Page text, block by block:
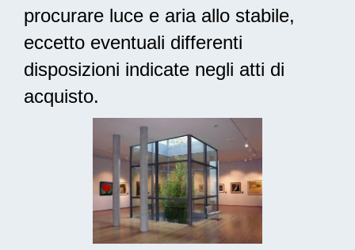
procurare luce e aria allo stabile,
eccetto eventuali differenti
disposizioni indicate negli atti di
acquisto.